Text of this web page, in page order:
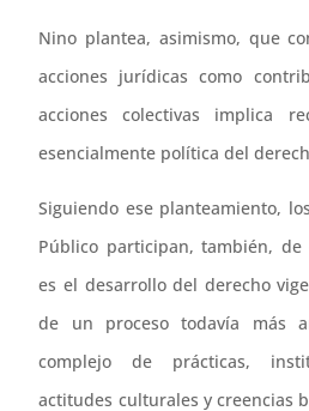
Nino plantea, asimismo, que
acciones jurídicas como
acciones colectivas implica
esencialmente política del
Siguiendo ese planteamiento,
Público participan, también,
es el desarrollo del derecho
de un proceso todavía más
complejo de prácticas,
actitudes culturales y creencias